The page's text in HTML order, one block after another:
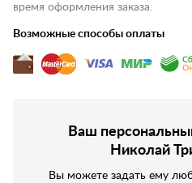
время оформления заказа.
Возможные способы оплаты
Ваш
Николай
Вы можете задать ему